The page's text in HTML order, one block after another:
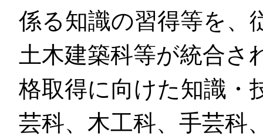
係る知識の習得等を、
土木建築科等が統合さ
格取得に向けた知識・
芸科、木工科、手芸科